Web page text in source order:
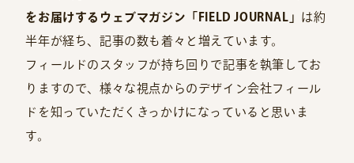
をお届けするウェブマガジン「FIELD JOURNAL」 は約
半年が経ち、記事の数も着々と増えています。
フィールドのスタッフが持ち回りで記事を執筆してお
りますので、様々な視点からのデザイン会社フィール
ドを知っていただくきっかけになっていると思いま
す。